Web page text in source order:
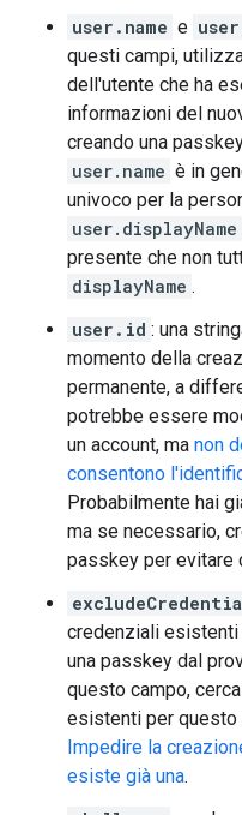
user.name e
questi campi,
dell'utente che ha
informazioni del
creando una
user.name è in
univoco per la
user.displayName
presente che non
displayName .
user.id : una
momento della
permanente, a
potrebbe essere
un account, ma non
consentono
Probabilmente hai
ma se necessario,
passkey per evitare
credenziali
una passkey dal
questo campo,
esistenti per questo
Impedire la
esiste già una.